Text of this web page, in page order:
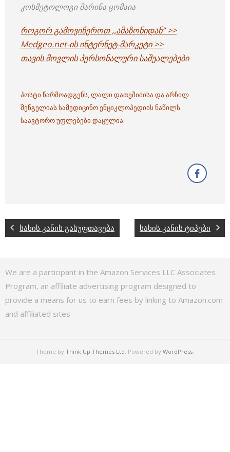
კოსმეტოლოგი მარინა ცომაია
როგორ გამოვიწეროთ ,,ამაზონიდან” >>
Medgeo.net-ის ინტერნეტ-მარკეტი >>
თავის მოვლის პერსონალური საშუალებები
პოსტი წარმოადგენს, ლალი დათეშიძისა და არჩილ
შენგელიას სამედიცინო ენციკლოპედიის ნაწილს.
საავტორო უფლებები დაცულია.
სახის კანის გასუფთავება სახის კანის ტიპები
We are a participant in the Amazon Services LLC Associates
Program, an affiliate advertising program designed to
provide a means for us to earn fees by linking to Amazon.com
and affiliated sites
Theme by Think Up Themes Ltd . Powered by WordPress